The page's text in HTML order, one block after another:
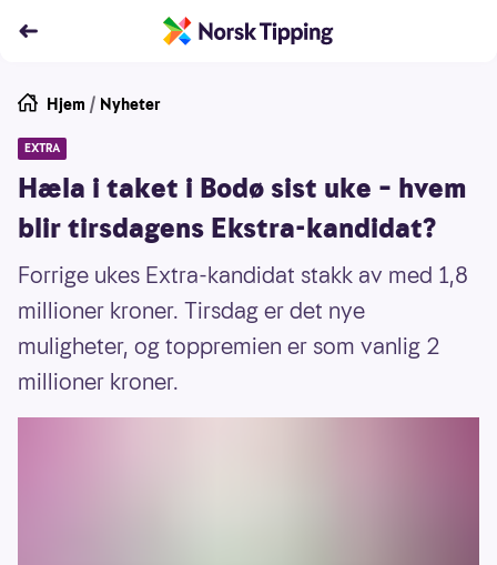
Hjem / Nyheter
EXTRA
Hæla i taket i Bodø sist uke – hvem
blir tirsdagens Ekstra-kandidat?
Forrige ukes Extra-kandidat stakk av med 1,8
millioner kroner. Tirsdag er det nye
muligheter, og toppremien er som vanlig 2
millioner kroner.